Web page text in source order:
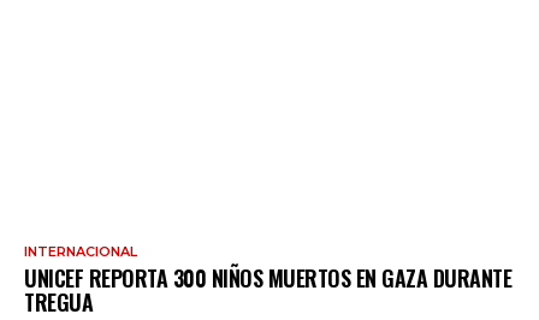
INTERNACIONAL
UNICEF REPORTA 300 NIÑOS MUERTOS EN GAZA DURANTE
TREGUA